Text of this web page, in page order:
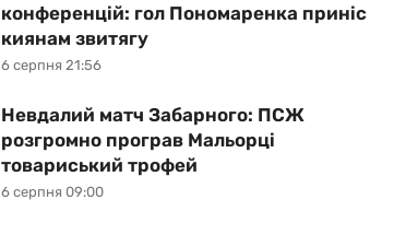
6 серпня 21:56
конференцій: гол Пономаренка приніс
киянам звитягу
6 серпня 09:00
Невдалий матч Забарного: ПСЖ
розгромно програв Мальорці
товариський трофей